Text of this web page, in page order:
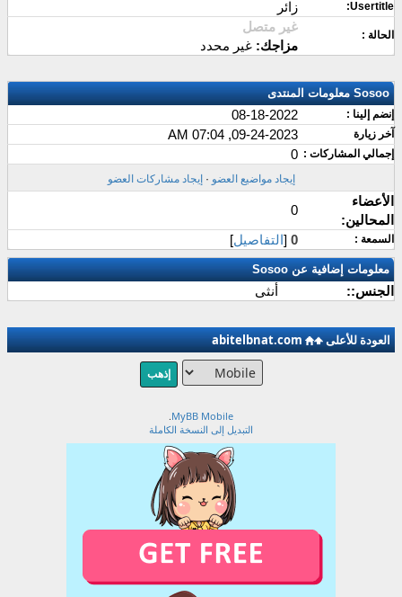
Usertitle: زائر
الحالة :
غير متصل
مزاجك: غير محدد
Sosoo معلومات المنتدى
إنضم إلينا : 08-18-2022
آخر زيارة 09-24-2023, 07:04 AM
إجمالي المشاركات : 0
إيجاد مواضيع العضو · إيجاد مشاركات العضو
الأعضاء
المحالين:
0
السمعة : 0
[التفاصيل]
معلومات إضافية عن Sosoo
الجنس:: أنثى
العودة للأعلى abitelbnat.com
MyBB Mobile
.
التبديل إلى النسخة الكاملة